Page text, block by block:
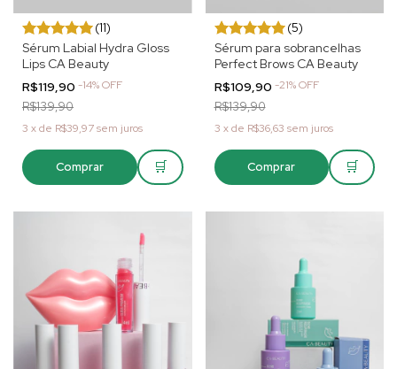
Sérum Labial Hydra Gloss
Lips CA Beauty
(11)
R$119,90 -14%OFF
R$139,90
3 xde R$39,97sem juros
Comprar 🛒
Sérum para sobrancelhas
Perfect Brows CA Beauty
(5)
R$109,90 -21%OFF
R$139,90
3 xde R$36,63 sem juros
Comprar 🛒